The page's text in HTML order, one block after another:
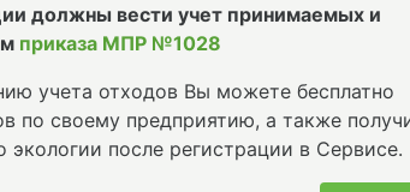
должны вести учет принимаемых и
приказа МПР №1028
учета отходов Вы можете бесплатно
по своему предприятию, а также
экологии после регистрации в Сервисе.